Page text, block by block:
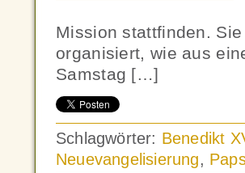
Mission stattfinden.
organisiert, wie aus
Samstag […]
Schlagwörter: Benedikt
Neuevangelisierung,